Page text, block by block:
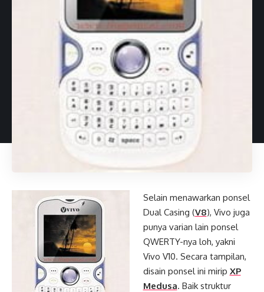
Selain menawarkan ponsel
Dual Casing (V8), Vivo juga
punya varian lain ponsel
QWERTY-nya loh, yakni
Vivo V10. Secara tampilan,
disain ponsel ini mirip XP
Medusa. Baik struktur